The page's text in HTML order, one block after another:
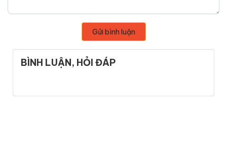
Gửi bình luận
BÌNH LUẬN, HỎI ĐÁP